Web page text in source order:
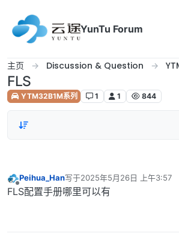
YunTu Forum
主页 Discussion & Question
FLS
YTM32B1M系列 1 1 844
离线
Peihua_Han写于2025年5月26日 上午3:57
最后由 编辑
FLS配置手册哪里可以有